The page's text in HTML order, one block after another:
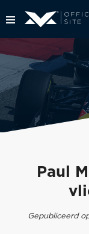
Paul
Gepubliceerd